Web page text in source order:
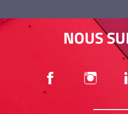
NOUS